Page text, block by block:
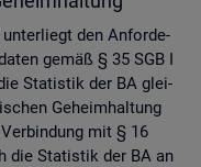
den An­for­de­
gemäß § 35 SGB I
Sta­tis­tik der BA glei­
Ge­heim­hal­tung
mit § 16
die Sta­tis­tik der BA an